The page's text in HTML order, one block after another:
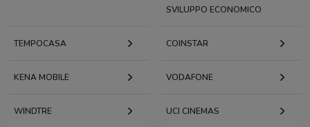
SVILUPPO ECONOMICO
TEMPOCASA COINSTAR
KENA MOBILE VODAFONE
WINDTRE UCI CINEMAS